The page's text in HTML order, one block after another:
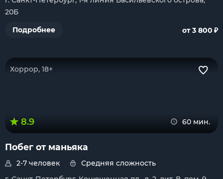
20Б
Подробнее
от 3 800 ₽
Хоррор, 18+
8.9 60 мин.
Побег от маньяка
2-7 человек
Средняя сложность